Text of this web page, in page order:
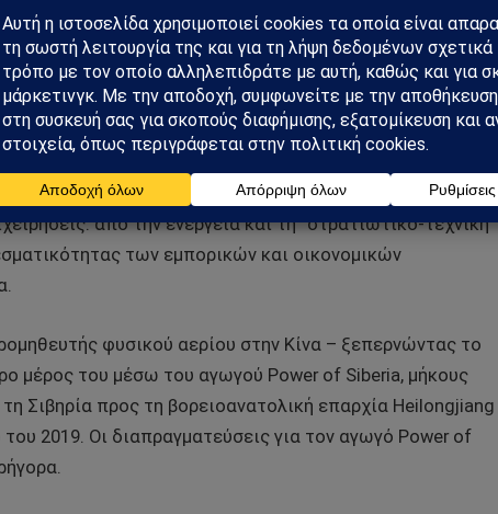
απέκλεισε πλήρως τον ρόλο των ΗΠΑ, του Ηνωμένου
μελλοντικές διαπραγματεύσεις για την Ουκρανία: δεν
από την ενέργεια και τη “στρατιωτικο-τεχνική”
των εμπορικών και οικονομικών
φυσικού αερίου στην Κίνα – ξεπερνώντας το
μέρος του μέσω του αγωγού Power of Siberia, μήκους
Σιβηρία προς τη βορειοανατολική επαρχία Heilongjiang
του 2019. Οι διαπραγματεύσεις για τον αγωγό Power of